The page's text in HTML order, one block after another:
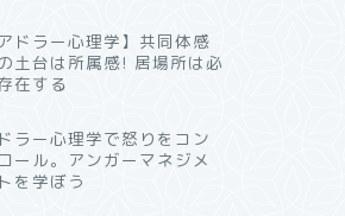
アドラー心理学】共同体感
土台は所属感! 居場所は必
在する
ラー心理学で怒りをコン
ール。アンガーマネジメ
を学ぼう